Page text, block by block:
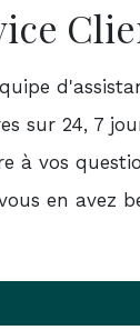
sur 24, 7
à vos
en avez